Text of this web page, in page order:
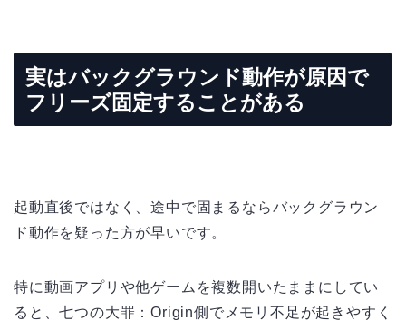
実はバックグラウンド動作が原因で
フリーズ固定することがある
起動直後ではなく、途中で固まるならバックグラウン
ド動作を疑った方が早いです。
特に動画アプリや他ゲームを複数開いたままにしてい
ると、七つの大罪：Origin側でメモリ不足が起きやすく